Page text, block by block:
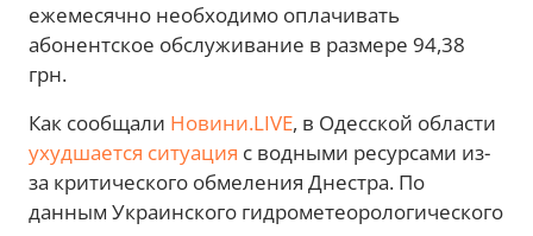
ежемесячно необходимо оплачивать
абонентское обслуживание в размере 94,38
грн.
Как сообщали Новини.LIVE, в Одесской области
ухудшается ситуация с водными ресурсами из-
за критического обмеления Днестра. По
данным Украинского гидрометеорологического